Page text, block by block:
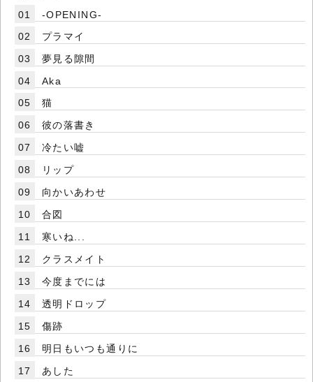
01
-OPENING-
02
プラマイ
03
夢見る隙間
04
Aka
05
猫
06
彼の落書き
07
冷たい嘘
08
リップ
09
向かいあわせ
10
合図
11
寒いね...
12
クラスメイト
13
今度までには
14
透明ドロップ
15
傷跡
16
明日もいつも通りに
17
あした